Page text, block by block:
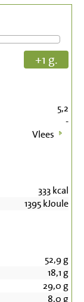
+1 g.
5,2
-
Vlees
333kcal
1395kJoule
52,9g
18,1 g
29,0 g
8,0 g